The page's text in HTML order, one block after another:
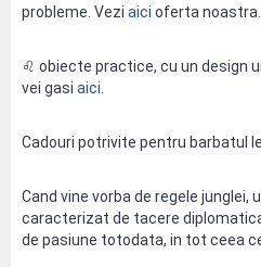
probleme. Vezi aici oferta noastra.
♌ obiecte practice, cu un design
vei gasi aici
Cadouri potrivite pentru barbatul
Cand vine vorba de regele junglei,
caracterizat de tacere
de pasiune totodata, in tot ceea